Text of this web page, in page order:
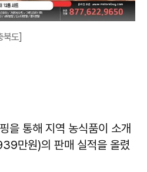
북도]
을 통해 지역 농식품이 소개
만원)의 판매 실적을 올렸